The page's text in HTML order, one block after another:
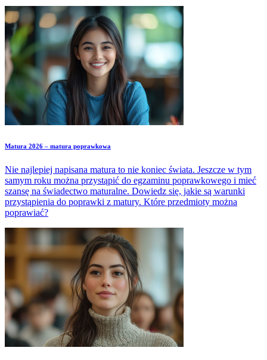
Matura 2026 – matura poprawkowa
Nie najlepiej napisana matura to nie koniec świata. Jeszcze w tym
samym roku można przystąpić do egzaminu poprawkowego i mieć
szansę na świadectwo maturalne. Dowiedz się, jakie są warunki
przystąpienia do poprawki z matury. Które przedmioty można
poprawiać?